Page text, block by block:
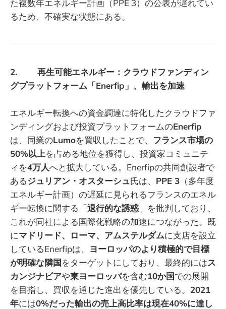
た複数年エネルギー計画（PPE 3）の公表が遅れてい
るため、不確実な状態にある。
2. 再生可能エネルギー：クラウドファンディン
グプラットフォーム「Enerfip」、輸出を加速
エネルギー転換への資金調達に特化したクラウドファ
ンディングおよび投資プラットフォームのEnerfip
は、同業のLumoを買収したことで、 フランス市場の
50%以上を占める地位を獲得し、投資家コミュニテ
ィを4万人へと拡大している。Enerfipの共同創設者で
あるジュリアン・オスターシュ氏は、 PPE 3 （多年度
エネルギー計画）の遅延に見られるフランスのエネル
ギー転換に関する「退行的な誘惑 」を批判しており、
これが同社による国際化戦略の加速につながった。既
にマドリード、ローマ、アムステルダムに支店を設立
しているEnerfipは、 ヨーロッパのより積極的で目標
が明確な隣国をターゲットにしており、最終的にはス
カンジナビアや東ヨーロッパを含む10か国での展開
を目指し、買収を通じた進出を優先している。 2021
年には0%だった輸出の売上高比率は現在40%に達し